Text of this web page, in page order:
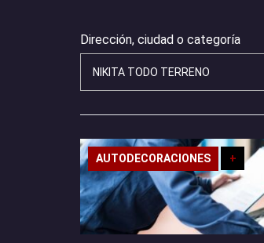
Dirección, ciudad o categoría
AUTODECORACIONES +